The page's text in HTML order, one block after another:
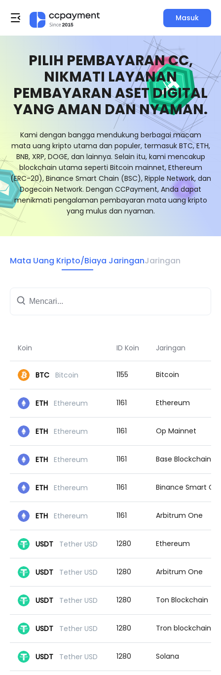
Masuk
PILIH PEMBAYARAN CC,
NIKMATI LAYANAN
PEMBAYARAN ASET DIGITAL
YANG AMAN DAN NYAMAN.
Kami dengan bangga mendukung berbagai macam
mata uang kripto utama dan populer, termasuk BTC, ETH,
BNB, XRP, DOGE, dan lainnya. Selain itu, kami mencakup
blockchain utama seperti Bitcoin mainnet, Ethereum
(ERC-20), Binance Smart Chain (BSC), Ripple Network, dan
Dogecoin Network. Dengan CCPayment, Anda dapat
menikmati pengalaman pembayaran mata uang kripto
yang mulus dan nyaman.
Mata Uang Kripto/Biaya JaringanJaringan
Koin ID Koin Jaringan
BTC Bitcoin 1155 Bitcoin
ETH Ethereum 1161 Ethereum
ETH Ethereum 1161 Op Mainnet
ETH Ethereum 1161 Base Blockchain
ETH Ethereum 1161
ETH Ethereum 1161 Arbitrum One
USDT Tether USD 1280 Ethereum
USDT Tether USD 1280 Arbitrum One
USDT Tether USD 1280 Ton Blockchain
USDT Tether USD 1280 Tron blockchain
USDT Tether USD 1280 Solana